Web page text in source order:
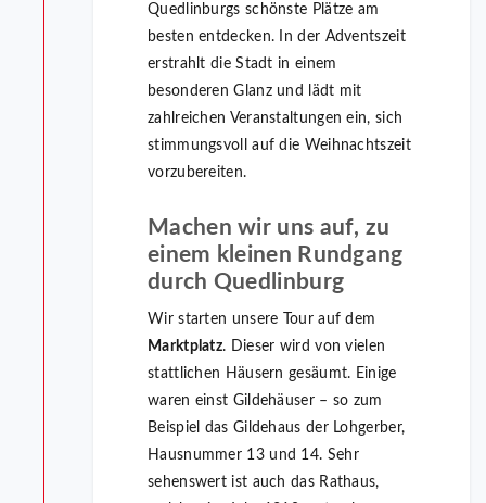
Quedlinburgs schönste Plätze am
besten entdecken. In der Adventszeit
erstrahlt die Stadt in einem
besonderen Glanz und lädt mit
zahlreichen Veranstaltungen ein, sich
stimmungsvoll auf die Weihnachtszeit
vorzubereiten.
Machen wir uns auf, zu
einem kleinen Rundgang
durch Quedlinburg
Wir starten unsere Tour auf dem
Marktplatz. Dieser wird von vielen
stattlichen Häusern gesäumt. Einige
waren einst Gildehäuser – so zum
Beispiel das Gildehaus der Lohgerber,
Hausnummer 13 und 14. Sehr
sehenswert ist auch das Rathaus,